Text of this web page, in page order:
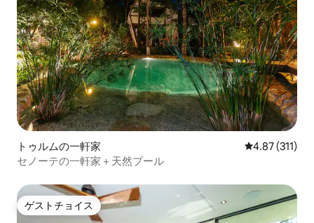
トゥルムの一軒家 レビュー311
4.87 (311)
セノーテの一軒家＋天然プール
ゲストチョイス
ゲストチョイス